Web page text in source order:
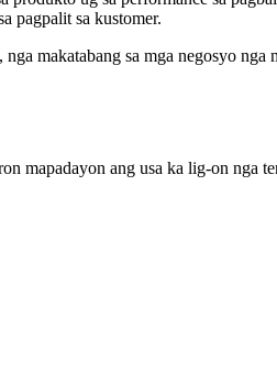
pagpalit sa kustomer.
makatabang sa mga negosyo nga
mapadayon ang usa ka lig-on nga